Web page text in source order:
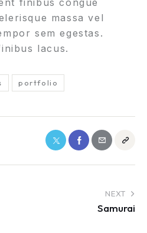
finibus congue
massa vel
sem egestas.
lacus.
portfolio
NEXT
Samurai